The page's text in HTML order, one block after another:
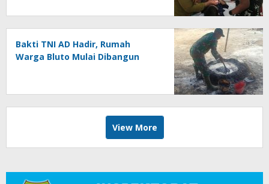
Bakti TNI AD Hadir, Rumah
Warga Bluto Mulai Dibangun
View More